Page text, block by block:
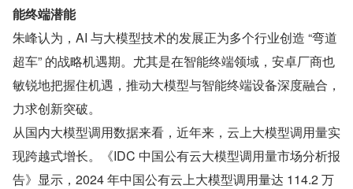
能终端潜能
朱峰认为，AI 与大模型技术的发展正为多个行业创造 “弯道
超车” 的战略机遇期。尤其是在智能终端领域，安卓厂商也
敏锐地把握住机遇，推动大模型与智能终端设备深度融合，
力求创新突破。
从国内大模型调用数据来看，近年来，云上大模型调用量实
现跨越式增长。《IDC 中国公有云大模型调用量市场分析报
告》显示，2024 年中国公有云上大模型调用量达 114.2 万